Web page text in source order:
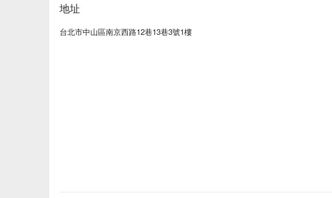
享受微醺時光，簡單卻不凡的經典美式風味，最適合想好好放鬆、大口吃肉的你。
⭐ Google 評分：4.1 / 1265 則評論
地址
台北市中山區南京西路12巷13巷3號1樓